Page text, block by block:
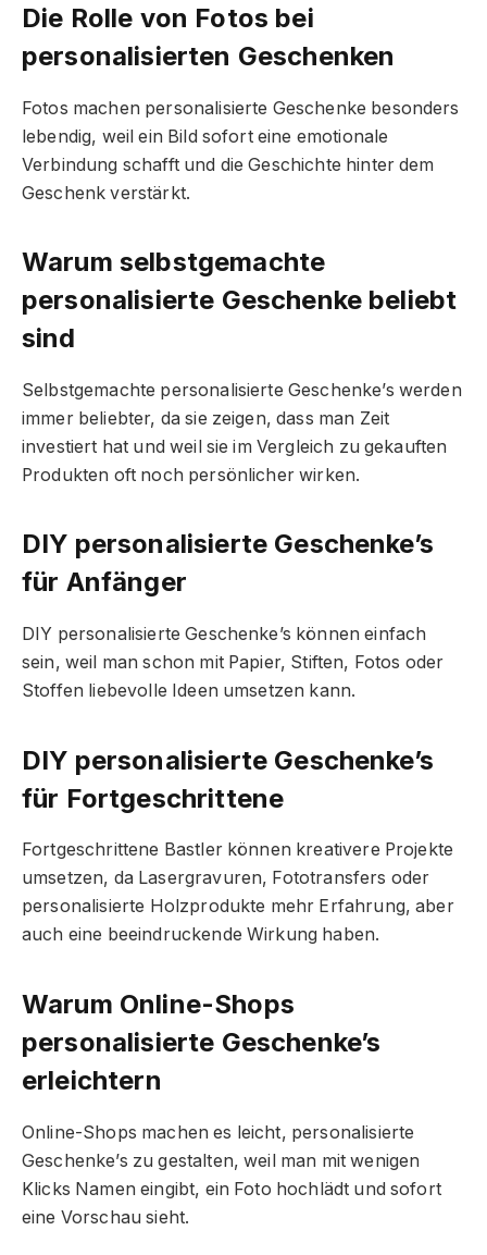
Die Rolle von Fotos bei
personalisierten Geschenken
Fotos machen personalisierte Geschenke besonders
lebendig, weil ein Bild sofort eine emotionale
Verbindung schafft und die Geschichte hinter dem
Geschenk verstärkt.
Warum selbstgemachte
personalisierte Geschenke beliebt
sind
Selbstgemachte personalisierte Geschenke’s werden
immer beliebter, da sie zeigen, dass man Zeit
investiert hat und weil sie im Vergleich zu gekauften
Produkten oft noch persönlicher wirken.
DIY personalisierte Geschenke’s
für Anfänger
DIY personalisierte Geschenke’s können einfach
sein, weil man schon mit Papier, Stiften, Fotos oder
Stoffen liebevolle Ideen umsetzen kann.
DIY personalisierte Geschenke’s
für Fortgeschrittene
Fortgeschrittene Bastler können kreativere Projekte
umsetzen, da Lasergravuren, Fototransfers oder
personalisierte Holzprodukte mehr Erfahrung, aber
auch eine beeindruckende Wirkung haben.
Warum Online-Shops
personalisierte Geschenke’s
erleichtern
Online-Shops machen es leicht, personalisierte
Geschenke’s zu gestalten, weil man mit wenigen
Klicks Namen eingibt, ein Foto hochlädt und sofort
eine Vorschau sieht.